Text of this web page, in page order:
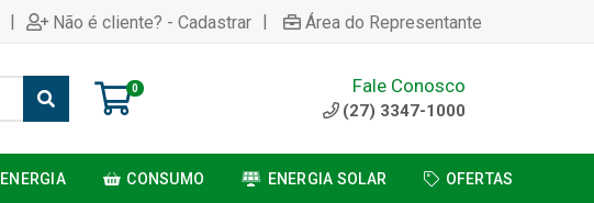
| Não é cliente? - Cadastrar | Área do Representante
0 Fale Conosco
(27) 3347-1000
ENERGIA CONSUMO ENERGIA SOLAR OFERTAS